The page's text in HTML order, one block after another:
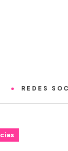
REDES